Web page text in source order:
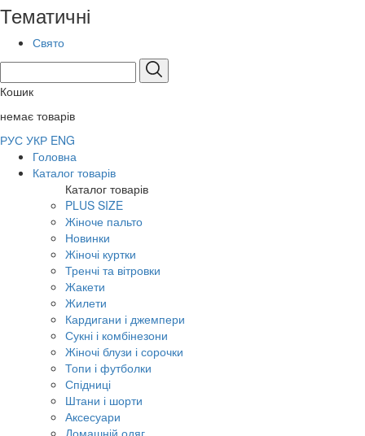
Тематичні
Свято
Кошик
немає товарів
РУС УКР ENG
Головна
Каталог товарів
Каталог товарів
PLUS SIZE
Жіноче пальто
Новинки
Жіночі куртки
Тренчі та вітровки
Жакети
Жилети
Кардигани і джемпери
Сукні і комбінезони
Жіночі блузи і сорочки
Топи і футболки
Спідниці
Штани і шорти
Аксесуари
Домашній одяг